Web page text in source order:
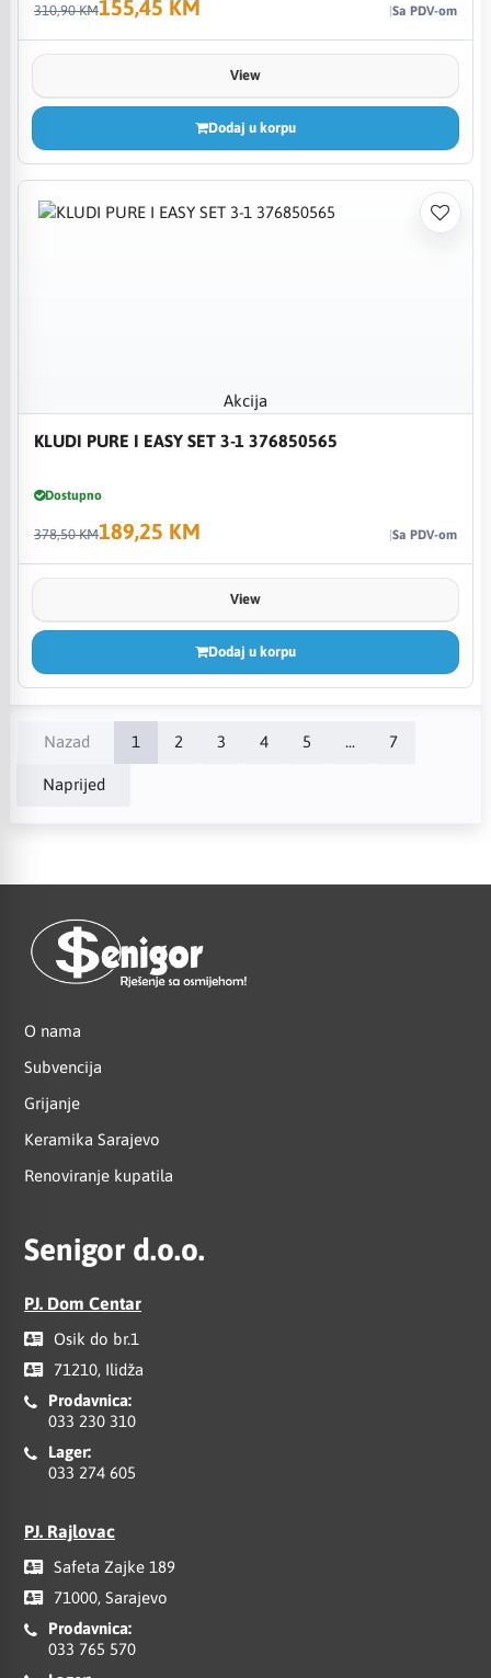
310,90 KM155,45 KM Sa PDV-om
View
Dodaj u korpu
Akcija
KLUDI PURE I EASY SET 3-1 376850565
Dostupno
378,50 KM189,25 KM Sa PDV-om
View
Dodaj u korpu
Nazad 1 2 3 4 5 ... 7
Naprijed
O nama
Subvencija
Grijanje
Keramika Sarajevo
Renoviranje kupatila
Senigor d.o.o.
PJ. Dom Centar
Osik do br.1
71210, Ilidža
Prodavnica:
033 230 310
Lager:
033 274 605
PJ. Rajlovac
Safeta Zajke 189
71000, Sarajevo
Prodavnica:
033 765 570